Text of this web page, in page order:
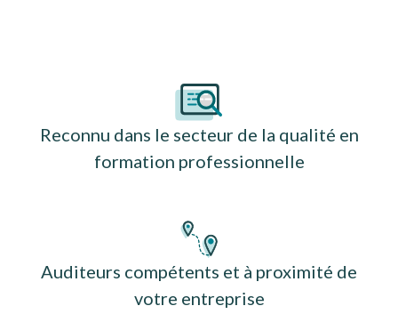
Reconnu dans le secteur de la qualité en
formation professionnelle
Auditeurs compétents et à proximité de
votre entreprise